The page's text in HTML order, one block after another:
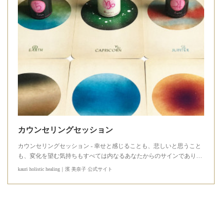
カウンセリングセッション
カウンセリングセッション - 幸せと感じることも、悲しいと思うこと
も、変化を望む気持ちもすべては内なるあなたからのサインであり…
kauri holistic healing｜濱 美奈子 公式サイト